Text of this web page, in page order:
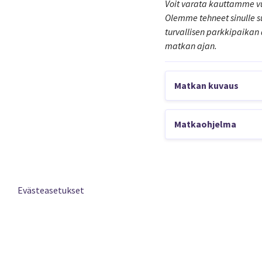
Voit varata kauttamme
Olemme tehneet sinulle
turvallisen parkkipaikan
matkan ajan.
Matkan kuvaus
Skotlannin Road
Kahden tunnetun
Matkaohjelma
Evästeasetukset